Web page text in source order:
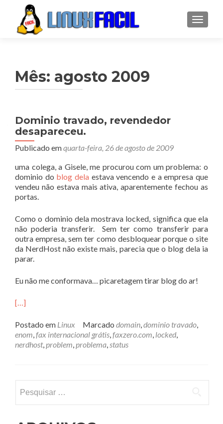
Mês: agosto 2009
Dominio travado, revendedor
desapareceu.
Publicado emquarta-feira, 26 de agosto de 2009
uma colega, a Gisele, me procurou com um problema: o
dominio do blog dela estava vencendo e a empresa que
vendeu não estava mais ativa, aparentemente fechou as
portas.
Como o dominio dela mostrava locked, significa que ela
não poderia transferir. Sem ter como transferir para
outra empresa, sem ter como desbloquear porque o site
da NerdHost não existe mais, parecia que o blog dela ia
parar.
Eu não me conformava… picaretagem tirar blog do ar!
[…]
Postado em Linux Marcado domain,dominio travado,
enom,fax internacional grátis,faxzero.com, locked,
nerdhost,problem,problema,status
por: